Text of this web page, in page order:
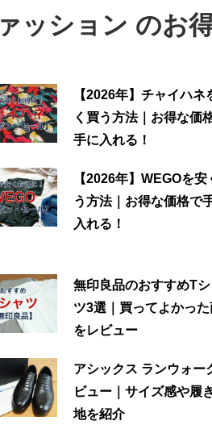
ッション のお
【2026年】チャイハネ
く買う方法｜お得な価
手に入れる！
【2026年】WEGOを安
う方法｜お得な価格で
入れる！
無印良品のおすすめTシ
ツ3選｜買ってよかっ
をレビュー
アシックス ランウォー
ビュー｜サイズ感や履
地を紹介